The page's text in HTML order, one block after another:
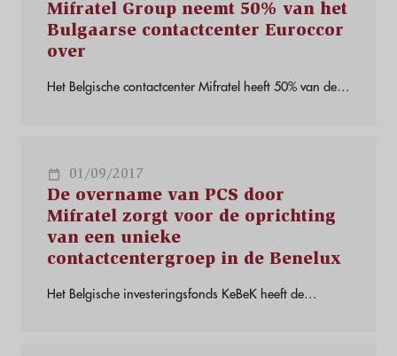
Mifratel Group neemt 50% van het
Bulgaarse contactcenter Euroccor
over
Het Belgische contactcenter Mifratel heeft 50% van de
het Bulgaarse contact center Euroccor
01/09/2017
De overname van PCS door
Mifratel zorgt voor de oprichting
van een unieke
contactcentergroep in de Benelux
Het Belgische investeringsfonds KeBeK heeft de